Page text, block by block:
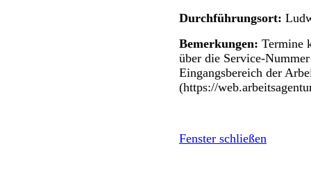
Durchführungsort:
Bemerkungen: Termine
über die Service-
Eingangsbereich der
(https://
Fenster schließen